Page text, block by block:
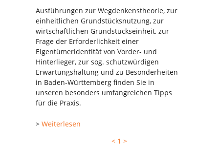
Ausführungen zur Wegdenkenstheorie, zur
einheitlichen Grundstücksnutzung, zur
wirtschaftlichen Grundstückseinheit, zur
Frage der Erforderlichkeit einer
Eigentümeridentität von Vorder- und
Hinterlieger, zur sog. schutzwürdigen
Erwartungshaltung und zu Besonderheiten
in Baden-Württemberg finden Sie in
unseren besonders umfangreichen Tipps
für die Praxis.
> Weiterlesen
< 1 >